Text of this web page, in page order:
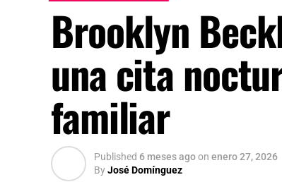
Brooklyn
una cita
familiar
Published 6 meses agoon enero 27, 2026
ByJosé Domínguez